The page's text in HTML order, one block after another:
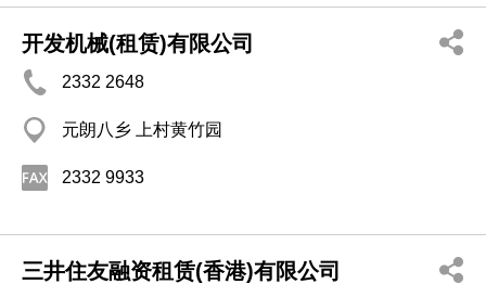
开发机械(租赁)有限公司
2332 2648
元朗八乡 上村黄竹园
2332 9933
三井住友融资租赁(香港)有限公司